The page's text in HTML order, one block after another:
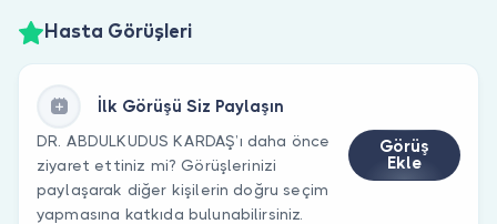
Hasta Görüşleri
İlk Görüşü Siz Paylaşın
DR. ABDULKUDUS KARDAŞ’ı daha önce
ziyaret ettiniz mi? Görüşlerinizi
paylaşarak diğer kişilerin doğru seçim
yapmasına katkıda bulunabilirsiniz.
Görüş
Ekle